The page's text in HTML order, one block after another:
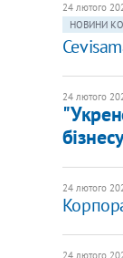
24 лютого
НОВИНИ
24 лютого
24 лютого